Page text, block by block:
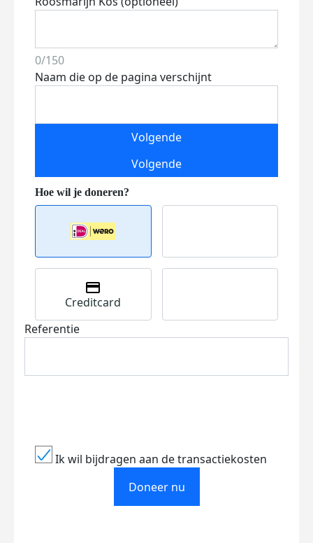
0/150
Naam die op de pagina verschijnt
Volgende
Volgende
Creditcard
Referentie
Ik wil bijdragen aan de transactiekosten
Doneer nu